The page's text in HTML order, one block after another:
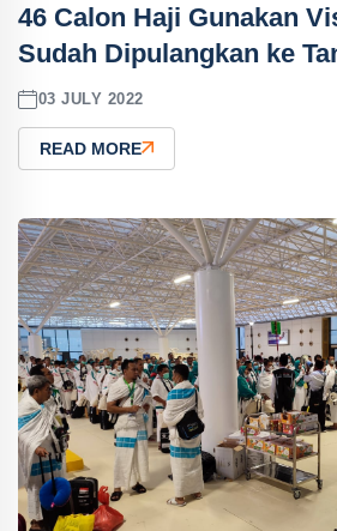
46 Calon Haji Gunakan
Sudah Dipulangkan ke
03 JULY 2022
READ MORE